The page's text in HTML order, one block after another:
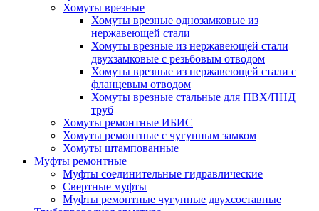
Хомуты врезные
Хомуты врезные однозамковые из
нержавеющей стали
Хомуты врезные из нержавеющей стали
двухзамковые с резьбовым отводом
Хомуты врезные из нержавеющей стали с
фланцевым отводом
Хомуты врезные стальные для ПВХ/ПНД
труб
Хомуты ремонтные ИБИС
Хомуты ремонтные с чугунным замком
Хомуты штампованные
Муфты ремонтные
Муфты соединительные гидравлические
Свертные муфты
Муфты ремонтные чугунные двухсоставные